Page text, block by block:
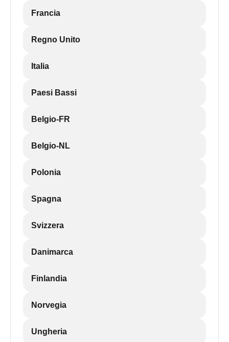
Francia
Regno Unito
Italia
Paesi Bassi
Belgio-FR
Belgio-NL
Polonia
Spagna
Svizzera
Danimarca
Finlandia
Norvegia
Ungheria